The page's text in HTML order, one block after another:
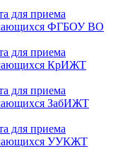
для приема
ФГБОУ ВО
для приема
КрИЖТ
для приема
ЗабИЖТ
для приема
УУКЖТ